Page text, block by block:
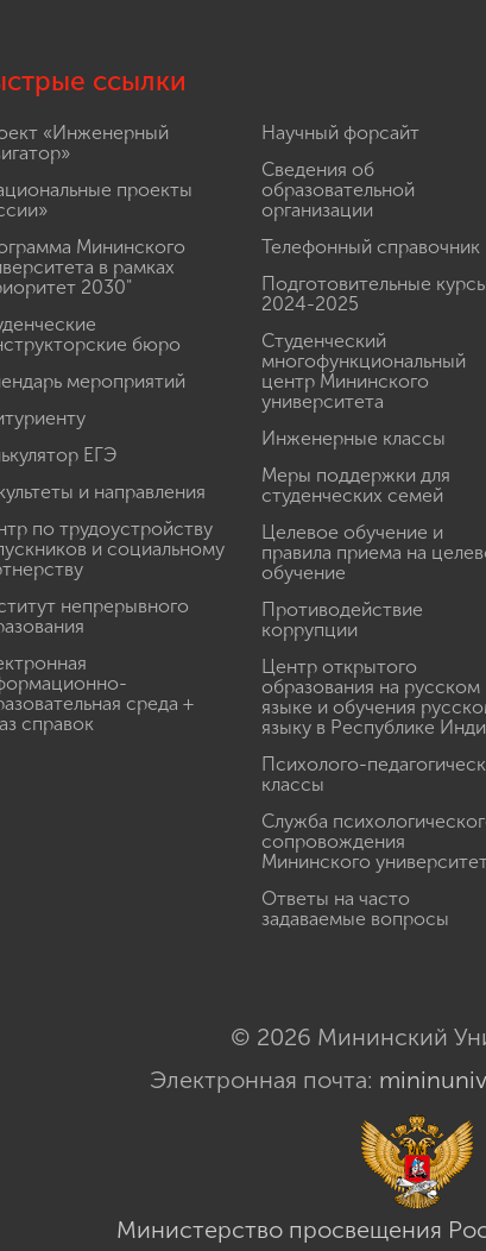
ссылки
«Инженерный
проекты
Мининского
в рамках
2030"
бюро
мероприятий
ЕГЭ
и направления
по трудоустройству
и социальному
непрерывного
среда +
справок
Научный форсайт
Сведения об
образовательной
организации
Телефонный справочник
Подготовительные
2024-2025
Студенческий
многофункциональный
центр Мининского
университета
Инженерные классы
Меры поддержки для
студенческих семей
Целевое обучение и
правила приема на
обучение
Противодействие
коррупции
Центр открытого
образования на русском
языке и обучения
языку в Республике
Психолого-
классы
Служба
сопровождения
Мининского
Ответы на часто
задаваемые вопросы
© 2026 Мининский
Электронная почта:
Министерство просвещения